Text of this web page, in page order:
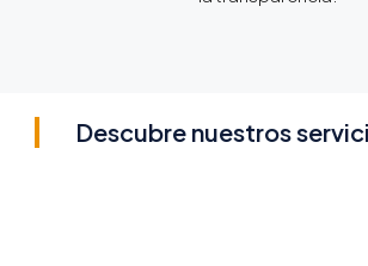
Descubre nuestros